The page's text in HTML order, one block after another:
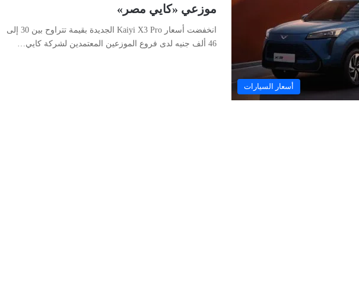
أسعار السيارات
موزعي «كايي مصر»
انخفضت أسعار Kaiyi X3 Pro الجديدة بقيمة تتراوح بين 30 إلى
46 ألف جنيه لدى فروع الموزعين المعتمدين لشركة كايي…